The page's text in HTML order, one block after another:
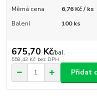
Měrná cena
6,76 Kč / ks
Balení
100 ks
675,70 Kč/bal.
558,43 Kč bez DPH
Přidat